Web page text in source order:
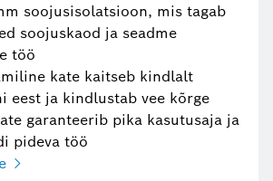
soojusisolatsioon, mis tagab
soojuskaod ja seadme
töö
kate kaitseb kindlalt
eest ja kindlustab vee kõrge
garanteerib pika kasutusaja ja
pideva töö